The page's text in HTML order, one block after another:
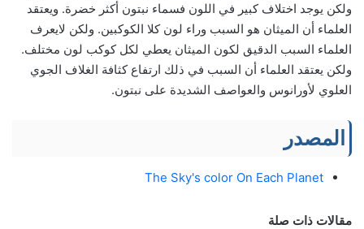
ولكن يوجد اختلاف كبير في اللون فسماء نبتون أكثر خضرة. ويعتقد
العلماء أن الميثان هو السبب وراء لون كلا الكوكبين. ولكن لايعرف
العلماء السبب الدقيق لكون الميثان يعطي لكل كوكب لون مختلف.
ولكن يعتقد العلماء أن السبب في ذلك ارتفاع كثافة الغلاف الجوي
العلوي لأورانوس والعواصف الشديدة على نبتون.
المصدر
The Sky's color On Each Planet
مقالات ذات صلة